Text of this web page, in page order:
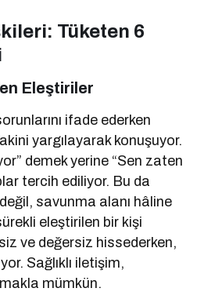
Tüketen 6
Eleştiriler
ifade ederken
yargılayarak konuşuyor.
demek yerine “Sen zaten
tercih ediliyor. Bu da
savunma alanı hâline
eleştirilen bir kişi
ve değersiz hissederken,
Sağlıklı iletişim,
mümkün.